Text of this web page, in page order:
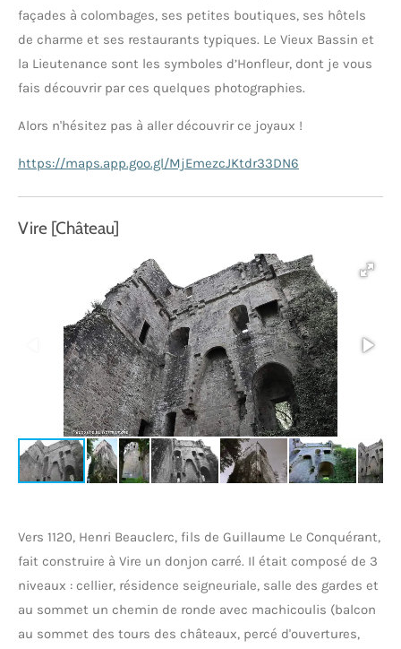
façades à colombages, ses petites boutiques, ses hôtels
de charme et ses restaurants typiques. Le Vieux Bassin et
la Lieutenance sont les symboles d’Honfleur, dont je vous
fais découvrir par ces quelques photographies.
Alors n'hésitez pas à aller découvrir ce joyaux !
https://maps.app.goo.gl/MjEmezcJKtdr33DN6
Vire [Château]
Vers 1120, Henri Beauclerc, fils de Guillaume Le Conquérant,
fait construire à Vire un donjon carré. Il était composé de 3
niveaux : cellier, résidence seigneuriale, salle des gardes et
au sommet un chemin de ronde avec machicoulis (balcon
au sommet des tours des châteaux, percé d'ouvertures,